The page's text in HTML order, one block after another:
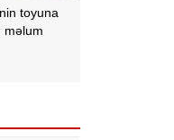
toyuna
məlum